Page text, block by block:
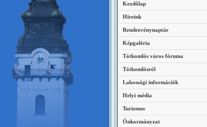
Kezdőlap
Híreink
Rendezvénynaptár
Képgaléria
Tótkomlós város fóruma
Tótkomlósról
Lakossági információk
Helyi média
Turizmus
Önkormányzat